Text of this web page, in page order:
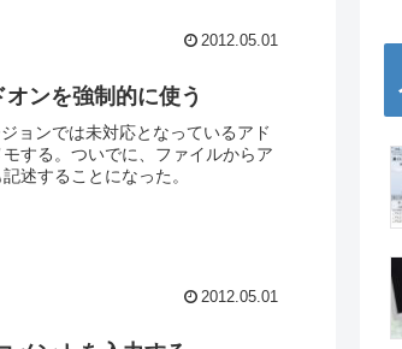
2012.05.01
ンを強制的に使う
ョンでは未対応となっているアド
する。ついでに、ファイルからア
述することになった。
2012.05.01